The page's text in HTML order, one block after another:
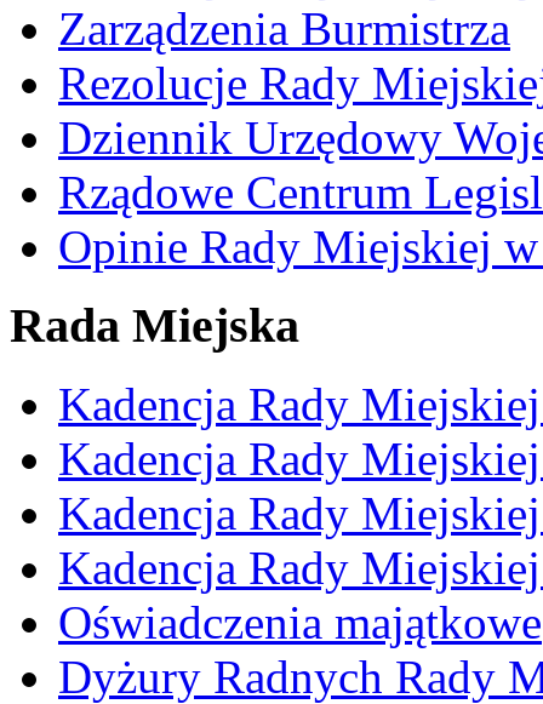
Zarządzenia Burmistrza
Rezolucje Rady
Dziennik Urzędowy
Rządowe Centrum
Opinie Rady Miejskiej w
Rada Miejska
Kadencja Rady
Kadencja Rady
Kadencja Rady
Kadencja Rady
Oświadczenia majątkowe
Dyżury Radnych Rady